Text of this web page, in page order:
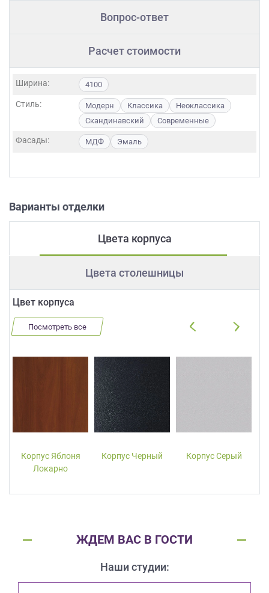
Вопрос-ответ
Расчет стоимости
Ширина: 4100
Стиль: Модерн Классика
Неоклассика
Скандинавский
Современные
Фасады: МДФ Эмаль
Варианты отделки
Цвета корпуса
Цвета столешницы
Цвет корпуса
Посмотреть все
Корпус Яблоня
Локарно
Корпус Черный Корпус Серый
ЖДЕМ ВАС В ГОСТИ
Наши студии: